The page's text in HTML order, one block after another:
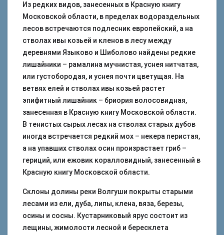
Из редких видов, занесенных в Красную книгу
Московской области, в пределах водораздельных
лесов встречаются подлесник европейский, а на
стволах ивы козьей и кленов в лесу между
деревнями Языково и Шиболово найдены редкие
лишайники – рамалина мучнистая, уснея нитчатая,
или густобородая, и уснея почти цветущая. На
ветвях елей и стволах ивы козьей растет
эпифитный лишайник – бриория волосовидная,
занесенная в Красную книгу Московской области.
В тенистых сырых лесах на стволах старых дубов
иногда встречается редкий мох – некера перистая,
а на упавших стволах осин произрастает гриб –
гериций, или ежовик коралловидный, занесенный в
Красную книгу Московской области.
Склоны долины реки Волгуши покрыты старыми
лесами из ели, дуба, липы, клена, вяза, березы,
осины и сосны. Кустарниковый ярус состоит из
лещины, жимолости лесной и бересклета